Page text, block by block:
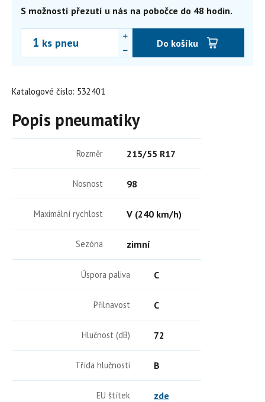
S možností přezutí u nás na pobočce do 48 hodin.
ks pneu Do košíku
Katalogové číslo: 532401
Popis pneumatiky
Rozměr 215/55 R17
Nosnost 98
Maximální rychlost V (240 km/h)
Sezóna zimní
Úspora paliva C
Přilnavost C
Hlučnost (dB) 72
Třída hlučnosti B
EU štítek zde